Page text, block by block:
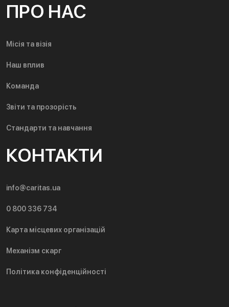
ПРО НАС
Місія та візія
Наш вплив
Команда
Звіти та прозорість
Стандарти та навчання
КОНТАКТИ
info@caritas.ua
0 800 336 734
Карта місцевих організацій
Механізм скарг
Політика конфіденційності